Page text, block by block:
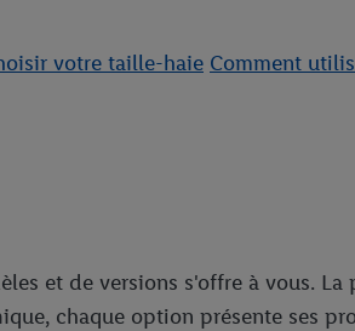
votre taille-haie Comment
et de versions s'offre à vous.
chaque option présente ses